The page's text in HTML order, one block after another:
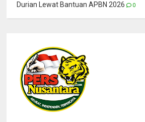
Durian Lewat Bantuan APBN 2026
0